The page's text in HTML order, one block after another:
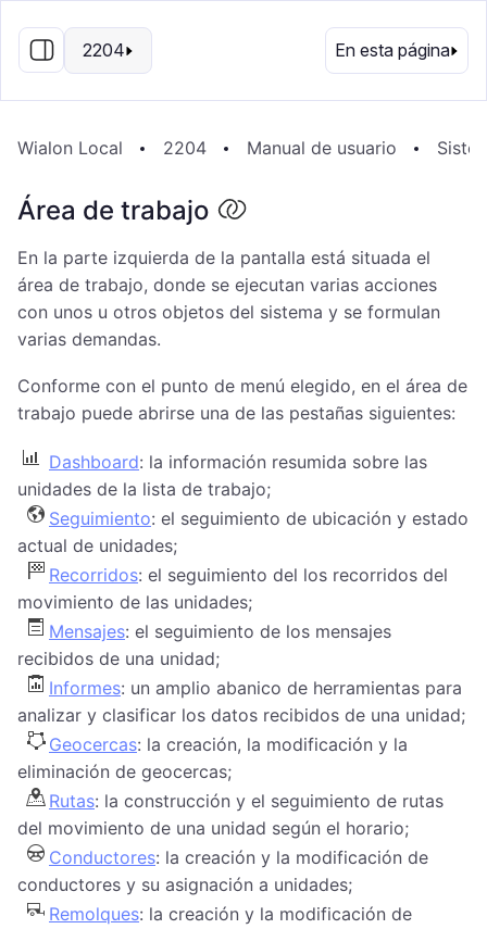
ES
2204 En esta página
Wialon Local 2204 Manual de usuario
Área de trabajo
En la parte izquierda de la pantalla está situada el
área de trabajo, donde se ejecutan varias acciones
con unos u otros objetos del sistema y se formulan
varias demandas.
Conforme con el punto de menú elegido, en el área de
trabajo puede abrirse una de las pestañas siguientes:
Dashboard: la información resumida sobre las
unidades de la lista de trabajo;
Seguimiento: el seguimiento de ubicación y estado
actual de unidades;
Recorridos: el seguimiento del los recorridos del
movimiento de las unidades;
Mensajes: el seguimiento de los mensajes
recibidos de una unidad;
Informes: un amplio abanico de herramientas para
analizar y clasificar los datos recibidos de una unidad;
Geocercas: la creación, la modificación y la
eliminación de geocercas;
Rutas: la construcción y el seguimiento de rutas
del movimiento de una unidad según el horario;
Conductores: la creación y la modificación de
conductores y su asignación a unidades;
Remolques: la creación y la modificación de